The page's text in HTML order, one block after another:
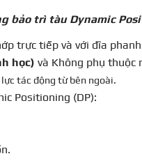
bảo trì tàu Dynamic
trực tiếp và với đĩa
học) và Không phụ thuộc
tác động từ bên ngoài.
Positioning (DP):